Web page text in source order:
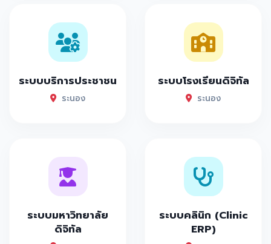
ระบบบริการประชาชน
ระนอง
ระบบโรงเรียนดิจิทัล
ระนอง
ระบบมหาวิทยาลัย
ดิจิทัล
ระบบคลินิก (Clinic
ERP)